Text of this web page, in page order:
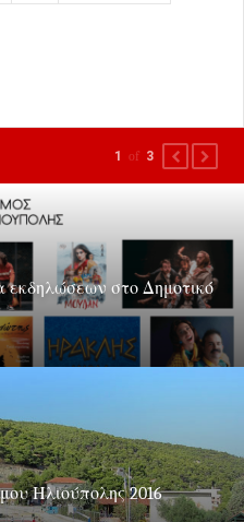
στο Δημοτικό
Ηλιούπολης 2016
1 of 3 PREVIOUS
NEXT